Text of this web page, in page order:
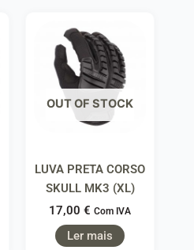
OUT OF STOCK
LUVA PRETA CORSO
SKULL MK3 (XL)
17,00 € Com IVA
Ler mais